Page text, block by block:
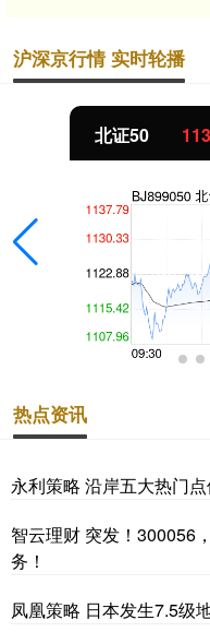
沪深京行情 实时轮播
北证50
热点资讯
永利策略 沿岸五大热门
智云理财 突发！300056
务！
凤凰策略 日本发生7.5级